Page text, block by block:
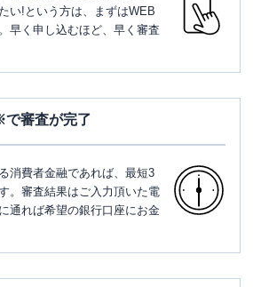
い!という方は、まずはWEB
早く申し込むほど、早く審査
審査が完了
消費者金融であれば、最短3
。審査結果はご入力頂いた電
通れば希望の銀行口座にお金